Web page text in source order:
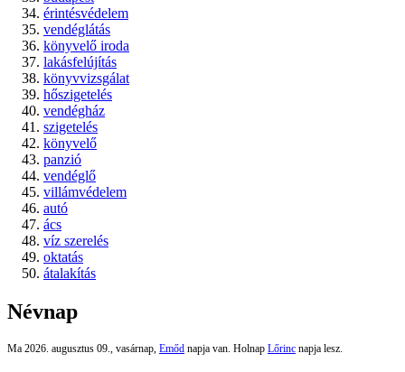
érintésvédelem
vendéglátás
könyvelő iroda
lakásfelújítás
könyvvizsgálat
hőszigetelés
vendégház
szigetelés
könyvelő
panzió
vendéglő
villámvédelem
autó
ács
víz szerelés
oktatás
átalakítás
Névnap
Ma 2026. augusztus 09., vasárnap, Emőd napja van. Holnap Lőrinc napja lesz.